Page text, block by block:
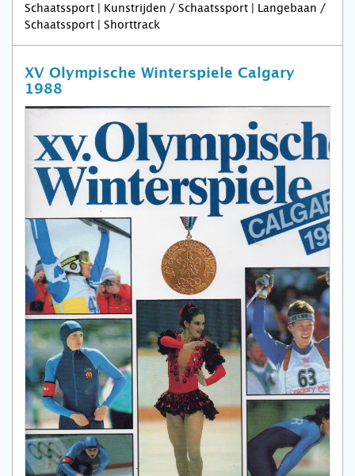
Schaatssport | Kunstrijden / Schaatssport | Langebaan /
Schaatssport | Shorttrack
XV Olympische Winterspiele Calgary
1988